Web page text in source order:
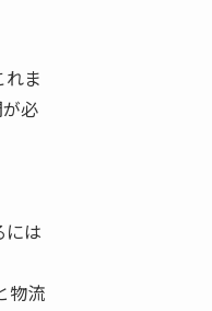
ま
必
には
物流